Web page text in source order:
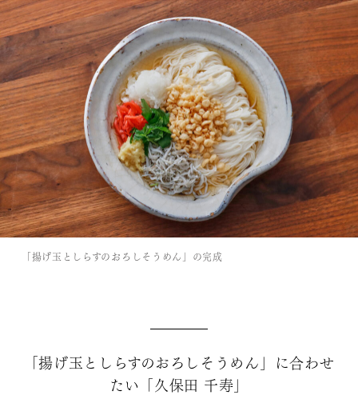
「揚げ玉としらすのおろしそうめん」の完成
「揚げ玉としらすのおろしそうめん」に合わせ
たい「久保田 千寿」